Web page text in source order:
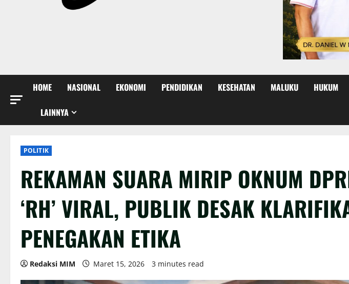
HOME NASIONAL EKONOMI PENDIDIKAN KESEHATAN MALUKU HUKUM
LAINNYA
POLITIK
REKAMAN SUARA MIRIP OKNUM
‘RH’ VIRAL, PUBLIK DESAK
PENEGAKAN ETIKA
Redaksi MIM Maret 15, 2026 3 minutes read